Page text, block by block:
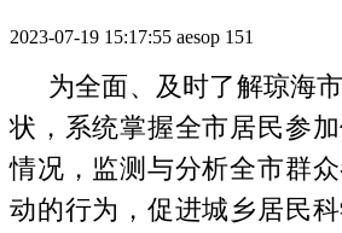
2023-07-19 15:17:55 aesop 151
为全面、及时了解琼海
状，系统掌握全市居民参
情况，监测与分析全市群
动的行为，促进城乡居民